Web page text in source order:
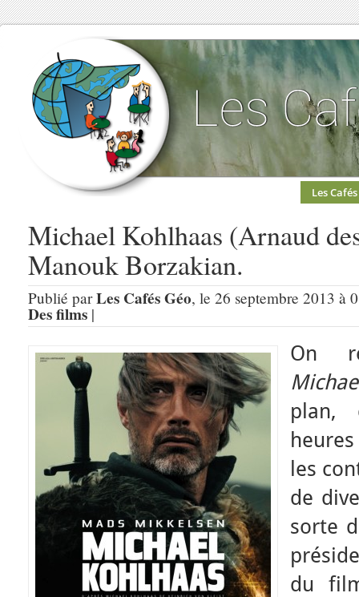
Les Cafés
Michael Kohlhaas (Arnaud
Manouk Borzakian.
Publié parLes Cafés Géo, le 26 septembre 2013 à
Des films |
On
plan,
les
de
sorte
du